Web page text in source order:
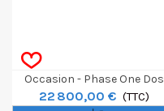
Occasion - Phase One Dos
Numérique IQ4 150MP
22 800,00 € (TTC)